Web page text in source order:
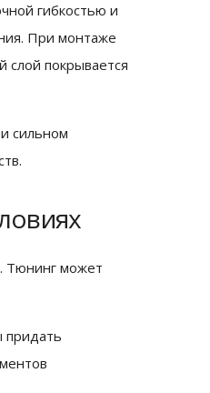
гибкостью и
При монтаже
слой покрывается
сильном
Тюнинг может
придать